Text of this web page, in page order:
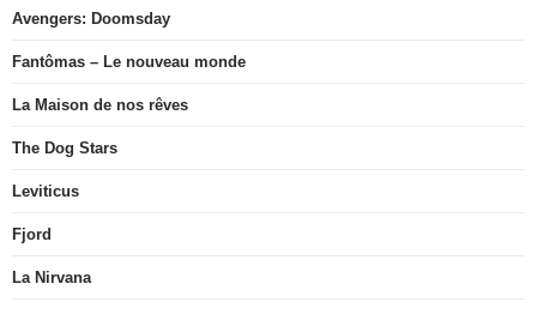
Avengers: Doomsday
Fantômas – Le nouveau monde
La Maison de nos rêves
The Dog Stars
Leviticus
Fjord
La Nirvana